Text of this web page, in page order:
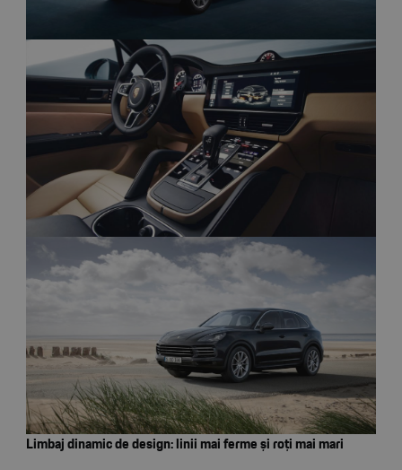
Limbaj dinamic de design: linii mai ferme și roți mai mari